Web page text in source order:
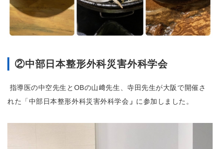
②中部日本整形外科災害外科学会
指導医の中空先生とOBの山﨑先生、寺田先生が大阪で開催さ
れた「中部日本整形外科災害外科学会 」 に参加しました。